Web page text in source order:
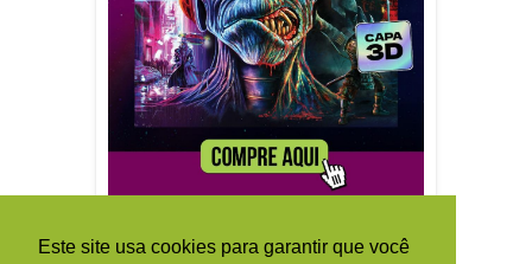
Este site usa cookies para garantir que você